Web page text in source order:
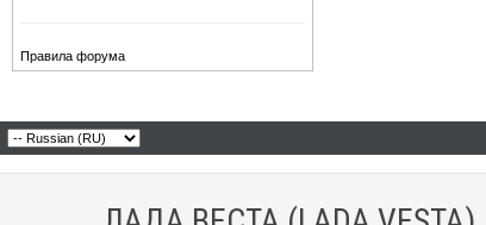
Правила форума